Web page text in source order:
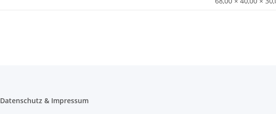
Datenschutz & Impressum